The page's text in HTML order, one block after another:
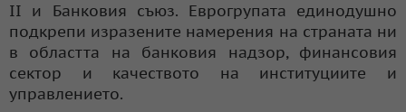
II и Банковия съюз. Еврогрупата единодушно
подкрепи изразените намерения на страната ни
в областта на банковия надзор, финансовия
сектор и качеството на институциите и
управлението.